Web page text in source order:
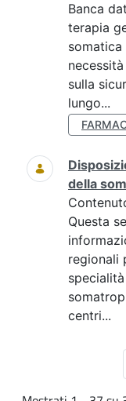
Banca
terapia
somatica
sulla
lungo...
della
Questa
regionali
centri...